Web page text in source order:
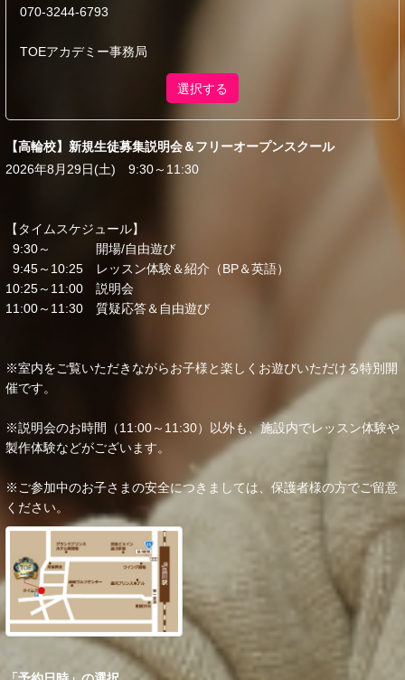
070-3244-6793
TOEアカデミー事務局
選択する
【高輪校】新規生徒募集説明会＆フリーオープンスクール
2026年8月29日(土) 9:30～11:30
【タイムスケジュール】
9:30～ 開場/自由遊び
9:45～10:25 レッスン体験＆紹介（BP＆英語）
10:25～11:00 説明会
11:00～11:30 質疑応答＆自由遊び
※室内をご覧いただきながらお子様と楽しくお遊びいただける特別開
催です。
※説明会のお時間（11:00～11:30）以外も、施設内でレッスン体験や
製作体験などがございます。
※ご参加中のお子さまの安全につきましては、保護者様の方でご留意
ください。